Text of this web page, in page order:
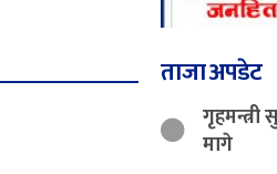
ताजा अपडेट
मागे